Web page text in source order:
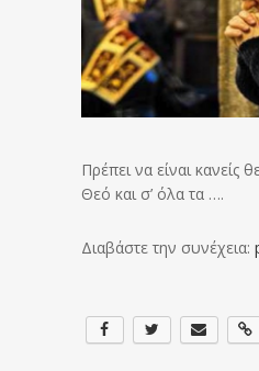
Πρέπει να είναι κανείς
Θεό και σ’ όλα τα ….
Διαβάστε την συνέχεια: